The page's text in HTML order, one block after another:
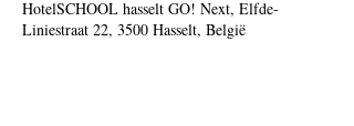
HotelSCHOOL hasselt GO! Next, Elfde-
Liniestraat 22, 3500 Hasselt, België